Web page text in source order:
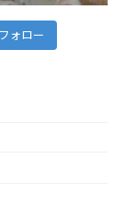
ォロー